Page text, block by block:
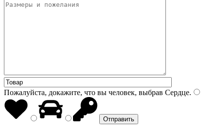
Пожалуйста, докажите, что вы человек, выбрав Сердце.